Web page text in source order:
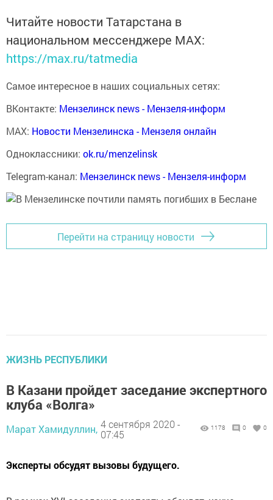
Читайте новости Татарстана в
национальном мессенджере MАХ:
https://max.ru/tatmedia
Самое интересное в наших социальных сетях:
ВКонтакте: Мензелинск news - Мензеля-информ
MAX: Новости Мензелинска - Мензеля онлайн
Одноклассники: ok.ru/menzelinsk
Telegram-канал: Мензелинск news - Мензеля-информ
Перейти на страницу новости
ЖИЗНЬ РЕСПУБЛИКИ
В Казани пройдет заседание экспертного
клуба «Волга»
Марат Хамидуллин, 4 сентября 2020 -
07:45
1178 0 0
Эксперты обсудят вызовы будущего.